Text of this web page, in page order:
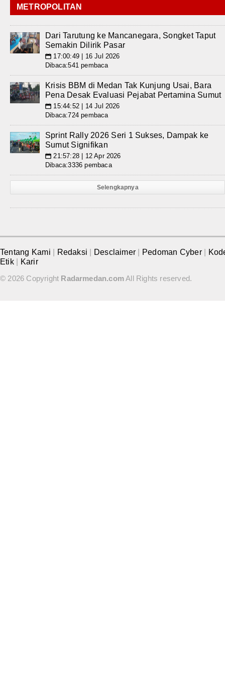
METROPOLITAN
Dari Tarutung ke Mancanegara, Songket Taput
Semakin Dilirik Pasar
📅 17:00:49 | 16 Jul 2026
Dibaca:541 pembaca
Krisis BBM di Medan Tak Kunjung Usai, Bara
Pena Desak Evaluasi Pejabat Pertamina Sumut
📅 15:44:52 | 14 Jul 2026
Dibaca:724 pembaca
Sprint Rally 2026 Seri 1 Sukses, Dampak ke
Sumut Signifikan
📅 21:57:28 | 12 Apr 2026
Dibaca:3336 pembaca
Selengkapnya
Tentang Kami Redaksi Desclaimer Pedoman Cyber
Etik
Karir
© 2026 Copyright Radarmedan.comAll Rights reserved.